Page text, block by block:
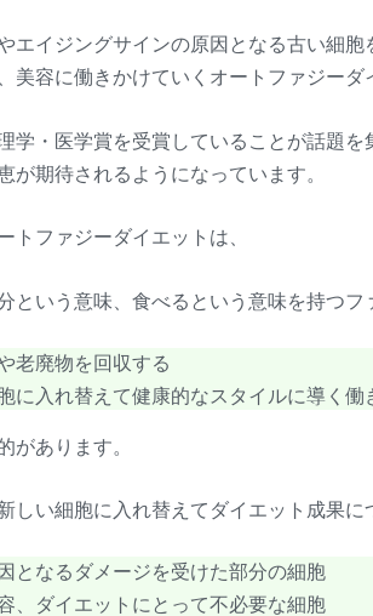
エイジングサインの原因となる古い細
美容に働きかけていくオートファジーダ
学・医学賞を受賞していることが話題を
が期待されるようになっています。
トファジーダイエットは、
という意味、食べるという意味を持つフ
老廃物を回収する
に入れ替えて健康的なスタイルに導く働
があります。
しい細胞に入れ替えてダイエット成果に
となるダメージを受けた部分の細胞
、ダイエットにとって不必要な細胞